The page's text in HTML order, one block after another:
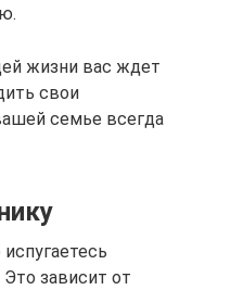
жизни вас ждет
свои
семье всегда
зависит от